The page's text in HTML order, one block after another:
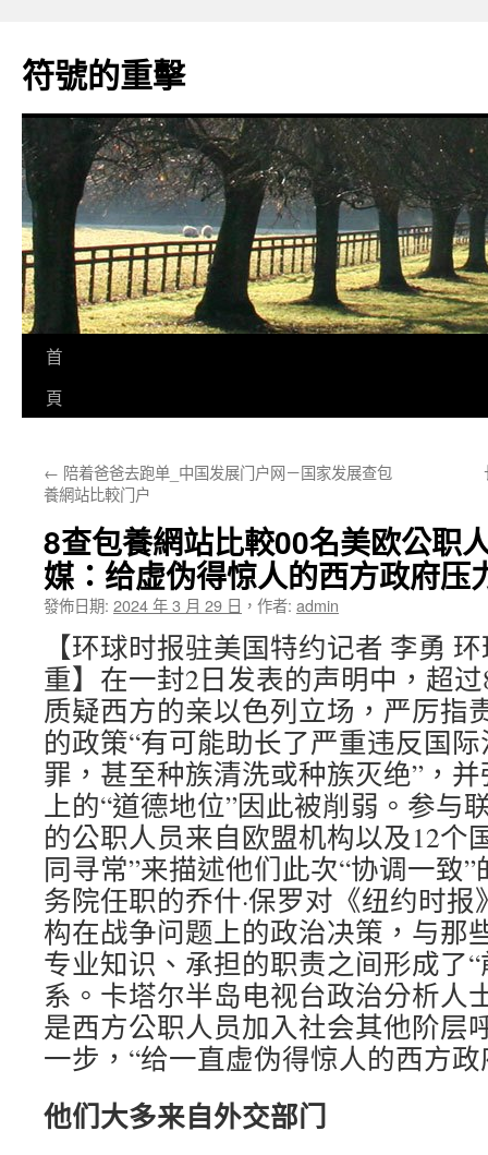
主
要
符號的重擊
首
頁
← 陪着爸爸去跑单_中国发展门户网－国家发展查包
養網站比較门户
8查包養網站比較00名美欧公职
媒：给虚伪得惊人的西方政府压
發佈日期: 2024 年 3 月 29 日 ， 作者: admin
【环球时报驻美国特约记者 李勇
重】在一封2日发表的声明中，超
质疑西方的亲以色列立场，严厉指
的政策“有可能助长了严重违反国
罪，甚至种族清洗或种族灭绝”，
上的“道德地位”因此被削弱。参与
的公职人员来自欧盟机构以及12个
同寻常”来描述他们此次“协调一致
务院任职的乔什·保罗对《纽约时
构在战争问题上的政治决策，与那
专业知识、承担的职责之间形成了
系。卡塔尔半岛电视台政治分析人
是西方公职人员加入社会其他阶层
一步，“给一直虚伪得惊人的西方
他们大多来自外交部门